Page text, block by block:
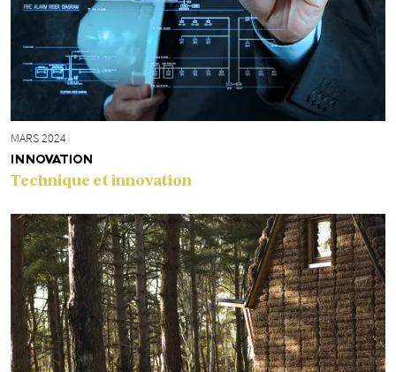
MARS 2024
INNOVATION
Technique et innovation